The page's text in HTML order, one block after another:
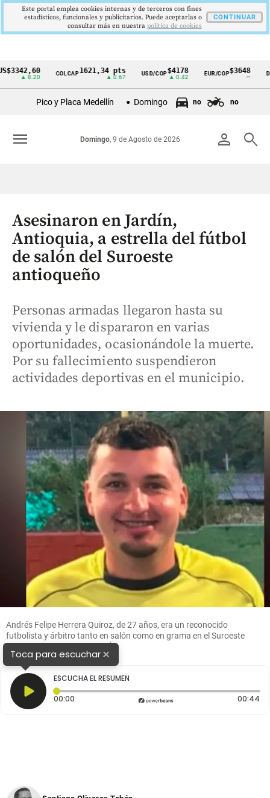
Cintillo
Colombia
COLCAP1621,34 pts USD/COP$4178
▲ 0.42
EUR/COP$3648
—
Pico y Placa Medellín Domingo no no
person search
Domingo, 9 de Agosto de 2026
menu
Asesinaron en Jardín,
Antioquia, a estrella del fútbol
de salón del Suroeste
antioqueño
Personas armadas llegaron hasta su
vivienda y le dispararon en varias
oportunidades, ocasionándole la muerte.
Por su fallecimiento suspendieron
actividades deportivas en el municipio.
Andrés Felipe Herrera Quiroz, de 27 años, era un reconocido
futbolista y árbitro tanto en salón como en grama en el Suroeste
antioqueño. FOTO: CORTESÍA
Toca para escuchar×
ESCUCHA EL RESUMEN
00:00 Tiempo transcurrido: 0 segundos 00:44
Este portal emplea cookies internas y de terceros con fines
estadísticos, funcionales y publicitarios. Puede aceptarlas o
consultar más en nuestra politica de cookies
CONTINUAR